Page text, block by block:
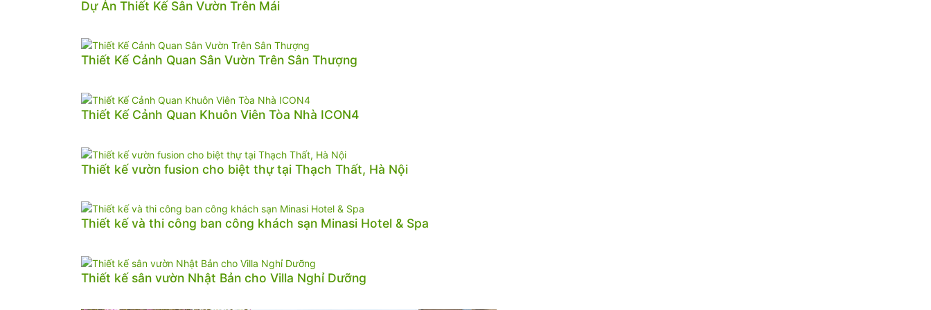
Dự Án Thiết Kế Sân Vườn Trên Mái
Thiết Kế Cảnh Quan Sân Vườn Trên Sân Thượng
Thiết Kế Cảnh Quan Khuôn Viên Tòa Nhà ICON4
Thiết kế vườn fusion cho biệt thự tại Thạch Thất, Hà Nội
Thiết kế và thi công ban công khách sạn Minasi Hotel & Spa
Thiết kế sân vườn Nhật Bản cho Villa Nghỉ Dưỡng